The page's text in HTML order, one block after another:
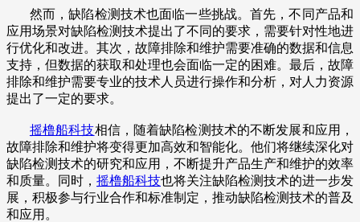
然而，缺陷检测技术也面临一些挑战。首先，不同产品和
应用场景对缺陷检测技术提出了不同的要求，需要针对性地进
行优化和改进。其次，故障排除和维护需要准确的数据和信息
支持，但数据的获取和处理也会面临一定的困难。最后，故障
排除和维护需要专业的技术人员进行操作和分析，对人力资源
提出了一定的要求。
摇橹船科技相信，随着缺陷检测技术的不断发展和应用，
故障排除和维护将变得更加高效和智能化。他们将继续深化对
缺陷检测技术的研究和应用，不断提升产品生产和维护的效率
和质量。同时， 摇橹船科技也将关注缺陷检测技术的进一步发
展，积极参与行业合作和标准制定，推动缺陷检测技术的普及
和应用。